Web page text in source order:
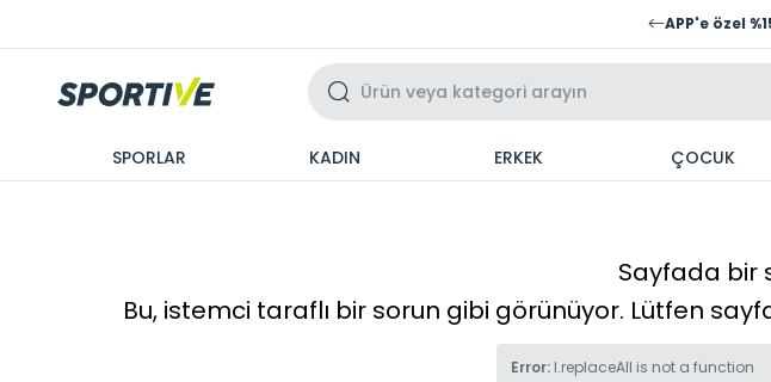
APP'e özel
SPORLAR KADIN ERKEK ÇOCUK
Sayfada bir
Bu, istemci taraflı bir sorun gibi görünüyor. Lütfen
Error: l.replaceAll is not a function